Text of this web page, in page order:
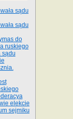
sądu
sądu
do
ruskiego
sądu
elekcie
sejmiku